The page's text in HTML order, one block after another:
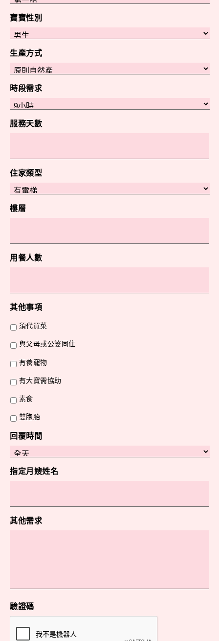
寶寶性別
生產方式
時段需求
服務天數
住家類型
樓層
用餐人數
其他事項
須代買菜
與父母或公婆同住
有養寵物
有大寶需協助
素食
雙胞胎
回覆時間
指定月嫂姓名
其他需求
驗證碼